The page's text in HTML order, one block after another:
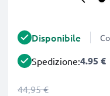
Disponibile
Spedizione:4.95 €
44,95 €